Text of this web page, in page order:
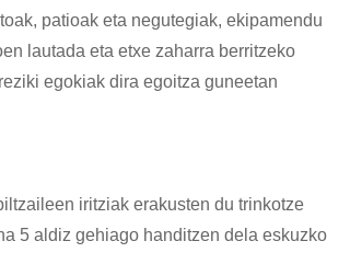
patioak eta negutegiak, ekipamendu
lautada eta etxe zaharra berritzeko
egokiak dira egoitza guneetan
iritziak erakusten du trinkotze
5 aldiz gehiago handitzen dela eskuzko